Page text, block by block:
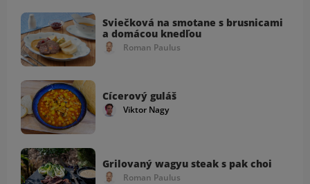
Sviečková na smotane s brusnicami
a domácou knedľou
Roman Paulus
Cícerový guláš
Viktor Nagy
Grilovaný wagyu steak s pak choi
Roman Paulus